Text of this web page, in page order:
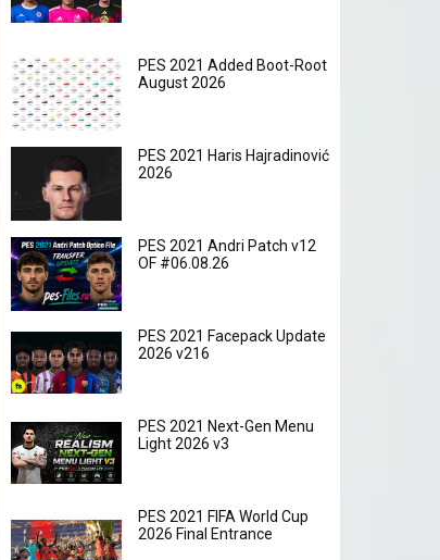
PES 2021 Added Boot-Root
August 2026
PES 2021 Haris Hajradinović
2026
PES 2021 Andri Patch v12
OF #06.08.26
PES 2021 Facepack Update
2026 v216
PES 2021 Next-Gen Menu
Light 2026 v3
PES 2021 FIFA World Cup
2026 Final Entrance